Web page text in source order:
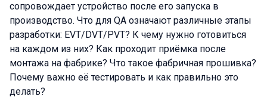
сопровождает устройство после его запуска в
производство. Что для QA означают различные этапы
разработки: EVT/DVT/PVT? К чему нужно готовиться
на каждом из них? Как проходит приёмка после
монтажа на фабрике? Что такое фабричная прошивка?
Почему важно её тестировать и как правильно это
делать?